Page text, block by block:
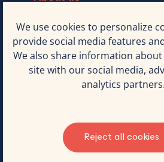
Why iStorm Projects
Our
Working at iStorm
Projects
Blog
The iStorm Projects
©2025 iStorm. All rights
We use cookies to personalize
provide social media features
We also share information
site with our social media,
analytics partners.
Reject all cookies